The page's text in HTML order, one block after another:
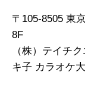
〒105-8505 東
8F
（株）テイチ
キ子 カラオケ